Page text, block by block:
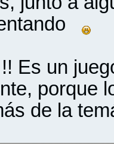
Es un
porque
de la